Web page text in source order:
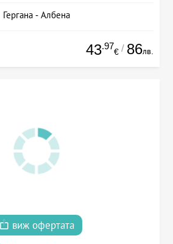
Гергана - Албена
43.97
€ / 86лв.
виж офертата